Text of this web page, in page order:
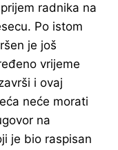
radnika na
Po istom
je još
vrijeme
i ovaj
neće morati
na
je bio raspisan